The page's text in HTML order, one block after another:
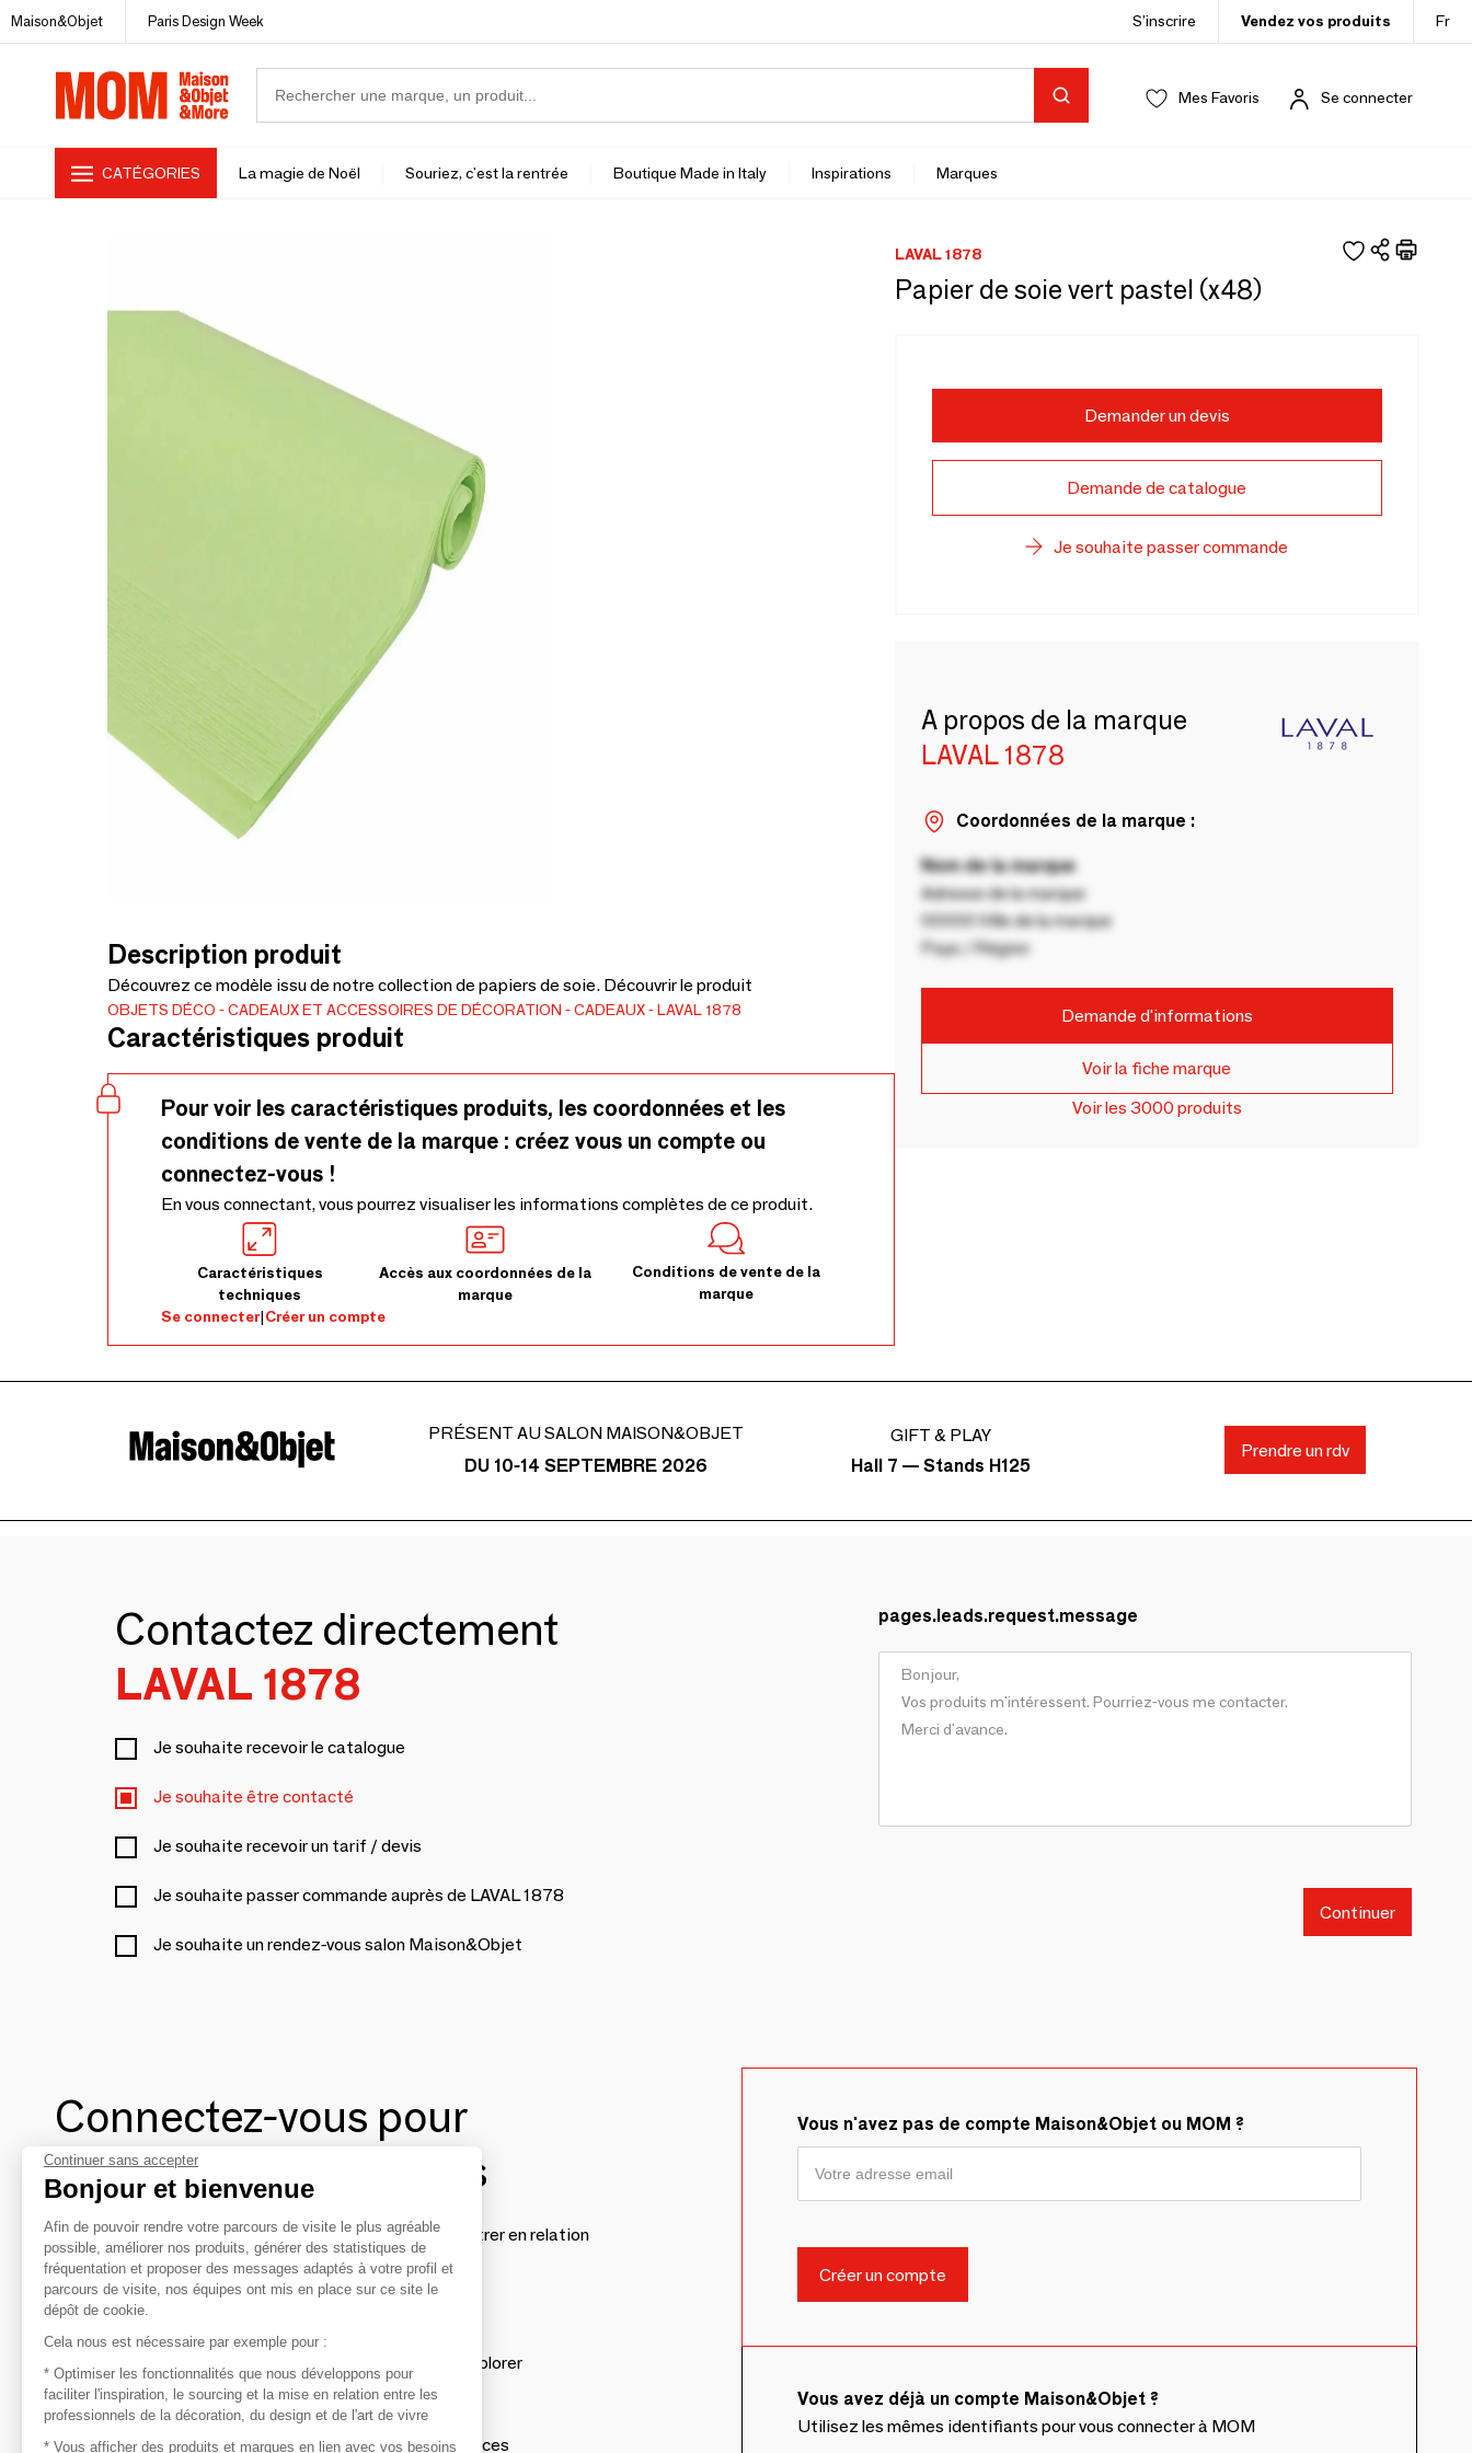
Maison&Objet Paris Design Week S’inscrire Vendez vos produits Fr
Mes Favoris Se connecter
CATÉGORIES La magie de Noël Souriez, c'est la rentrée Boutique Made in Italy Inspirations Marques
Description produit
Découvrez ce modèle issu de notre collection de papiers de soie. Découvrir le produit
OBJETS DÉCO CADEAUX ET ACCESSOIRES DE DÉCORATION CADEAUX LAVAL 1878
Caractéristiques produit
Pour voir les caractéristiques produits, les coordonnées et les
conditions de vente de la marque : créez vous un compte ou
connectez-vous !
En vous connectant, vous pourrez visualiser les informations complètes de ce produit.
Caractéristiques
techniques
Accès aux coordonnées de la
marque
Conditions de vente de la
marque
Se connecter|Créer un compte
LAVAL 1878
Papier de soie vert pastel (x48)
Demander un devis
Demande de catalogue
Je souhaite passer commande
A propos de la marque
LAVAL 1878
Coordonnées de la marque :
Nom de la marque
Adresse de la marque
00000 Ville de la marque
Pays / Région
Demande d'informations
Voir la fiche marque
Voir les 3000 produits
PRÉSENT AU SALON MAISON&OBJET
DU 10-14 SEPTEMBRE 2026
GIFT & PLAY
Hall 7 — Stands H125
Prendre un rdv
Contactez directement
LAVAL 1878
Je souhaite recevoir le catalogue
Je souhaite être contacté
Je souhaite recevoir un tarif / devis
Je souhaite passer commande auprès de LAVAL 1878
Je souhaite un rendez-vous salon Maison&Objet
pages.leads.request.message
Continuer
Connectez-vous pour
contacter les marques
Afin de profiter au mieux de l'expérience MOM et de rentrer en relation
avec vos marques préférées, créez-vous un compte.
Découvrir
Les produits de milliers de fournisseurs à explorer
S'inspirer
Inspiration et sélections de produits tendances
Vous n'avez pas de compte Maison&Objet ou MOM ?
Vous avez déjà un compte Maison&Objet ?
Utilisez les mêmes identifiants pour vous connecter à MOM
Continuer sans accepter
Bonjour et bienvenue
Afin de pouvoir rendre votre parcours de visite le plus agréable
possible, améliorer nos produits, générer des statistiques de
fréquentation et proposer des messages adaptés à votre profil et
parcours de visite, nos équipes ont mis en place sur ce site le
dépôt de cookie.
Cela nous est nécessaire par exemple pour :
* Optimiser les fonctionnalités que nous développons pour
faciliter l'inspiration, le sourcing et la mise en relation entre les
professionnels de la décoration, du design et de l'art de vivre
* Vous afficher des produits et marques en lien avec vos besoins